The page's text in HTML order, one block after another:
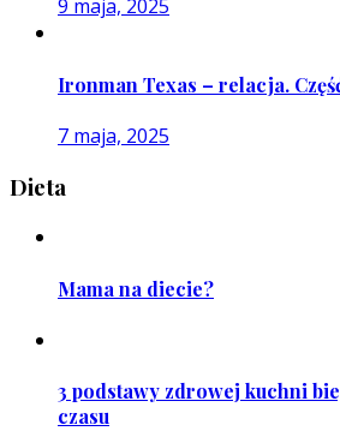
9 maja, 2025
Ironman Texas – relacja.
7 maja, 2025
Dieta
Mama na diecie?
3 podstawy zdrowej kuchni
czasu